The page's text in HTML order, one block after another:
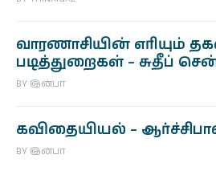
வாரணாசியின் எரியும்
படித்துறைகள் – சுதீப்
BY இன்பா
கவிதையியல் –
BY இன்பா